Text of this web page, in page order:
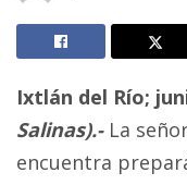
Ixtlán del Río;
Salinas).- La
encuentra